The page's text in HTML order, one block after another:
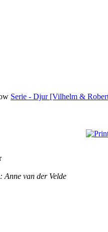
Serie - Djur [Vilhelm &
Anne van der Velde